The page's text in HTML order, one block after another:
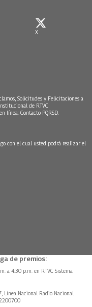
X
Solicitudes y Felicitaciones a
de RTVC
línea: Contacto PQRSD.
con el cual usted podrá realizar el
de premios:
a 4:30 p.m. en RTVC Sistema
Línea Nacional Radio Nacional